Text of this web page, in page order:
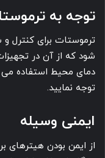
توجه به
ترموستات برای کنترل
شود که از آن در
دمای محیط استفاده می
توجه نمایید.
ایمنی وسیله
از ایمن بودن هیترهای